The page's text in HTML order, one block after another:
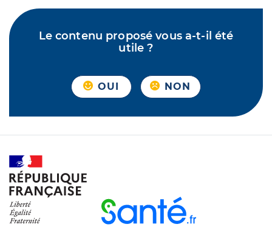
Le contenu proposé vous a-t-il été
utile ?
OUI NON